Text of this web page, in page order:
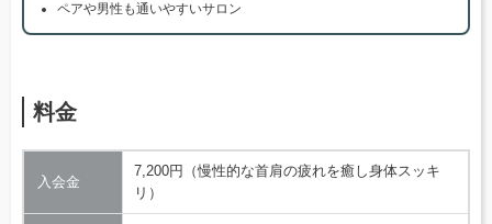
ペアや男性も通いやすいサロン
料金
入会金
7,200円（慢性的な首肩の疲れを癒し身体スッキ
リ）